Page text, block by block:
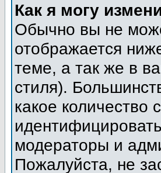
Как я могу
Обычно вы не
отображается
теме, а так же в
стиля).
какое
модераторы и
Пожалуйста, не